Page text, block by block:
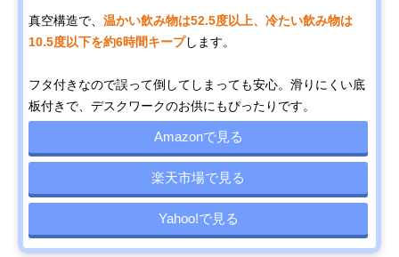
真空構造で、 温かい飲み物は52.5度以上、冷たい飲み物は
10.5度以下を約6時間キープします。
フタ付きなので誤って倒してしまっても安心。滑りにくい底
板付きで、デスクワークのお供にもぴったりです。
Amazonで見る
楽天市場で見る
Yahoo!で見る